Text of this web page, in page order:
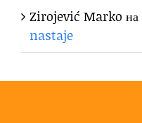
Zirojević Marko на
nastaje